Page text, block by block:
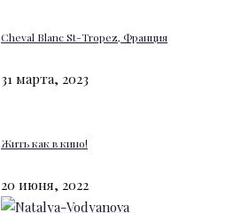
Cheval Blanc St-Tropez, Франция
31 марта, 2023
Жить как в кино!
20 июня, 2022